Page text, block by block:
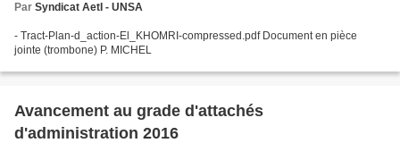
Par Syndicat AetI - UNSA
- Tract-Plan-d_action-El_KHOMRI-compressed.pdf Document en pièce
jointe (trombone) P. MICHEL
Avancement au grade d'attachés
d'administration 2016